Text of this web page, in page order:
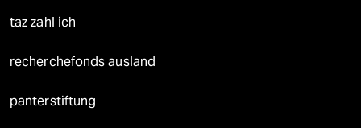
taz zahl ich
recherchefonds ausland
panterstiftung